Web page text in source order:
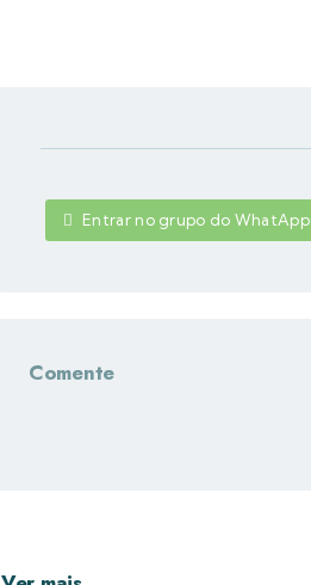
Entrar no grupo do WhatApp
Comente